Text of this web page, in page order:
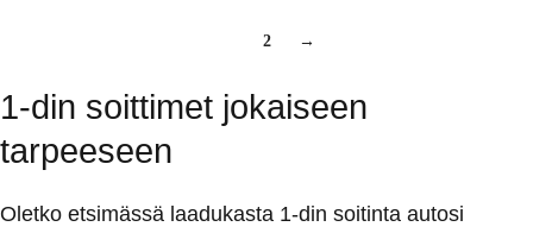
2 →
1-din soittimet jokaiseen
tarpeeseen
Oletko etsimässä laadukasta 1-din soitinta autosi